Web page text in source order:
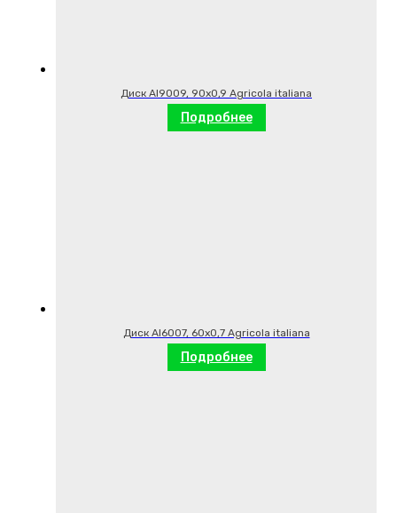
Диск AI9009, 90х0,9 Agricola italiana
Подробнее
Диск AI6007, 60х0,7 Agricola italiana
Подробнее